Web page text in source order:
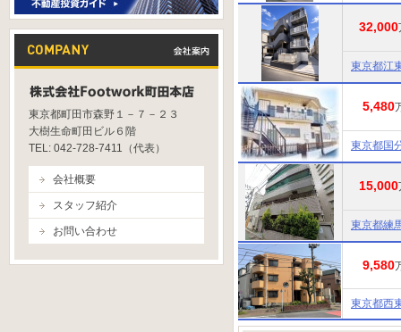
32,000
東京都江
5,480
東京都国
15,000
東京都練
9,580
東京都西
東京都町田市森野１－７－２３
大樹生命町田ビル６階
TEL: 042-728-7411（代表）
会社概要
スタッフ紹介
お問い合わせ